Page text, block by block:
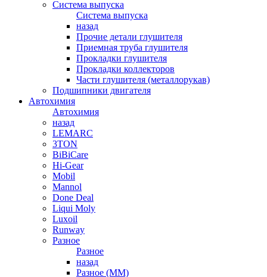
Система выпуска
Система выпуска
назад
Прочие детали глушителя
Приемная труба глушителя
Прокладки глушителя
Прокладки коллекторов
Части глушителя (металлорукав)
Подшипники двигателя
Автохимия
Автохимия
назад
LEMARC
3TON
BiBiCare
Hi-Gear
Mobil
Mannol
Done Deal
Liqui Moly
Luxoil
Runway
Разное
Разное
назад
Разное (ММ)